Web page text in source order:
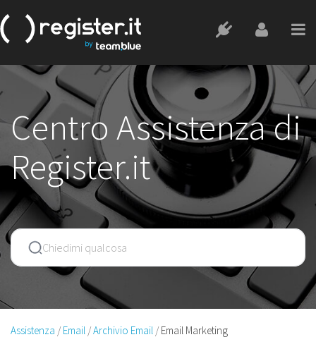
Centro Assistenza di
Register.it
Assistenza Email Archivio Email Email Marketing